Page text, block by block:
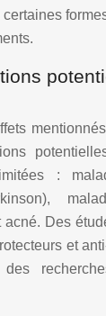
:
acné. Des
et